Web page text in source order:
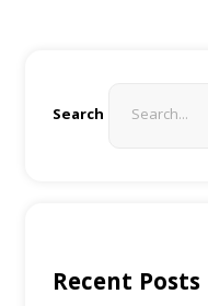
Search
Recent Posts